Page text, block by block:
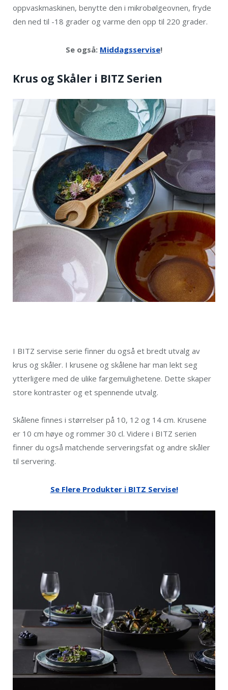
oppvaskmaskinen, benytte den i mikrobølgeovnen, fryde
den ned til -18 grader og varme den opp til 220 grader.
Se også: Middagsservise!
Krus og Skåler i BITZ Serien
I BITZ servise serie finner du også et bredt utvalg av
krus og skåler. I krusene og skålene har man lekt seg
ytterligere med de ulike fargemulighetene. Dette skaper
store kontraster og et spennende utvalg.
Skålene finnes i størrelser på 10, 12 og 14 cm. Krusene
er 10 cm høye og rommer 30 cl. Videre i BITZ serien
finner du også matchende serveringsfat og andre skåler
til servering.
Se Flere Produkter i BITZ Servise!